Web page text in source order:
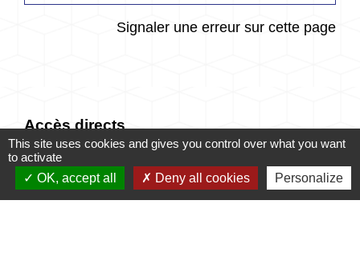
Signaler une erreur sur cette page
Accès directs
CONTACTER LA
MAIRIE
MES DÉMARCHES
ADMINISTRATIVES
This site uses cookies and gives you control over what you want
to activate
OK, accept all
Deny all cookies Personalize